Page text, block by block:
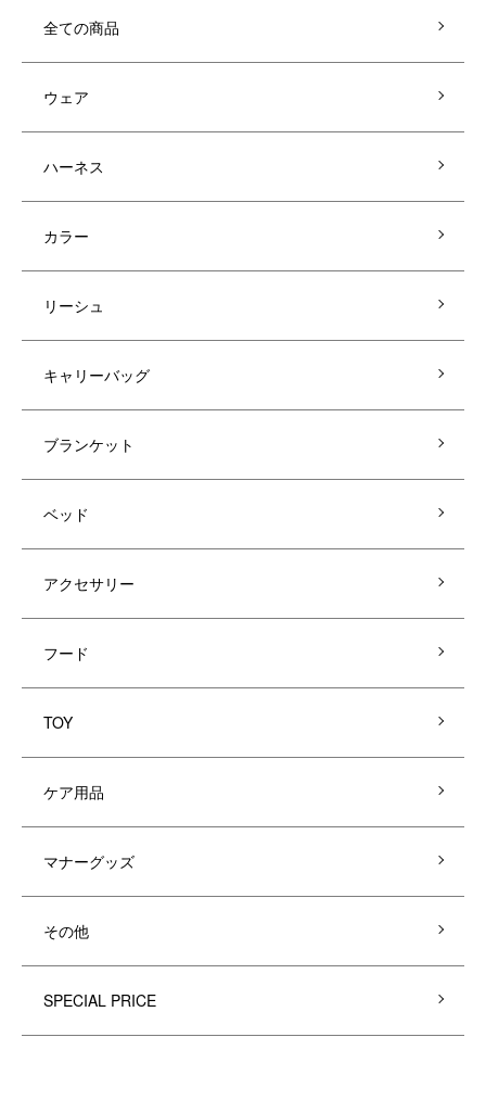
全ての商品
ウェア
ハーネス
カラー
リーシュ
キャリーバッグ
ブランケット
ベッド
アクセサリー
フード
TOY
ケア用品
マナーグッズ
その他
SPECIAL PRICE